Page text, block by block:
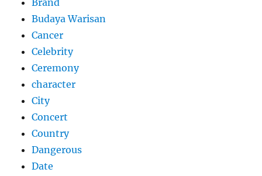
Brand
Budaya Warisan
Cancer
Celebrity
Ceremony
character
City
Concert
Country
Dangerous
Date